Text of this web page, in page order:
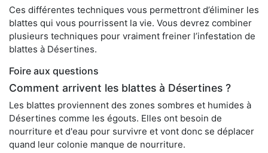
Ces différentes techniques vous permettront d’éliminer les
blattes qui vous pourrissent la vie. Vous devrez combiner
plusieurs techniques pour vraiment freiner l’infestation de
blattes à Désertines.
Foire aux questions
Comment arrivent les blattes à Désertines ?
Les blattes proviennent des zones sombres et humides à
Désertines comme les égouts. Elles ont besoin de
nourriture et d'eau pour survivre et vont donc se déplacer
quand leur colonie manque de nourriture.